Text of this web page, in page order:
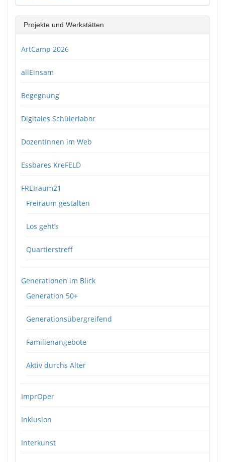
Projekte und Werkstätten
ArtCamp 2026
allEinsam
Begegnung
Digitales Schülerlabor
DozentInnen im Web
Essbares KreFELD
FREIraum21
Freiraum gestalten
Los geht’s
Quartierstreff
Generationen im Blick
Generation 50+
Generationsübergreifend
Familienangebote
Aktiv durchs Alter
ImprOper
Inklusion
Interkunst